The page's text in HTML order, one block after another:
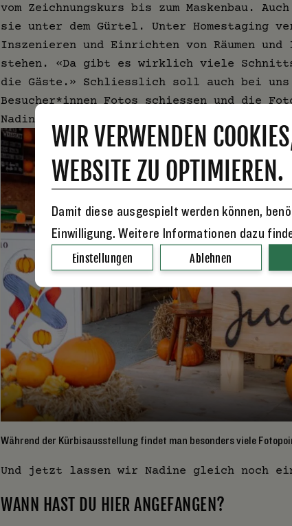
vom Zeichnungskurs bis zum Maskenbau.
sie unter dem Gürtel. Unter Homestaging
Inszenieren und Einrichten von Räumen
stehen. «Da gibt es wirklich viele
die Gäste.» Schliesslich soll auch bei uns
Besucher*innen Fotos schiessen und die
Nadine erklärt.
Während der Kürbisausstellung findet man besonders viele
Und jetzt lassen wir Nadine gleich noch
WANN HAST DU HIER ANGEFANGEN?
WIR VERWENDEN
WEBSITE ZU OPTIMIEREN.
Damit diese ausgespielt werden können,
Einwilligung. Weitere Informationen dazu
Einstellungen Ablehnen